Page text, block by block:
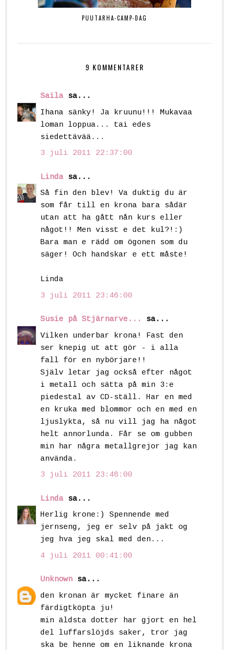
PUUTARHA-CAMP-DAG
9 KOMMENTARER
Saila sa...
Ihana sänky! Ja kruunu!!! Mukavaa
loman loppua... tai edes
siedettävää...
3 juli 2011 22:37:00
Linda sa...
Så fin den blev! Va duktig du är
som får till en krona bara sådär
utan att ha gått nån kurs eller
något!! Men visst e det kul?!:)
Bara man e rädd om ögonen som du
säger! Och handskar e ett måste!
Linda
3 juli 2011 23:46:00
Susie på Stjärnarve...
sa...
Vilken underbar krona! Fast den
ser knepig ut att gör - i alla
fall för en nybörjare!!
Själv letar jag också efter något
i metall och sätta på min 3:e
piedestal av CD-ställ. Har en med
en kruka med blommor och en med en
ljuslykta, så nu vill jag ha något
helt annorlunda. Får se om gubben
min har några metallgrejor jag kan
använda.
3 juli 2011 23:48:00
Linda sa...
Herlig krone:) Spennende med
jernseng, jeg er selv på jakt og
jeg hva jeg skal med den...
4 juli 2011 00:41:00
Unknown sa...
den kronan är mycket finare än
färdigtköpta ju!
min äldsta dotter har gjort en hel
del luffarslöjds saker, tror jag
ska be henne om en liknande krona